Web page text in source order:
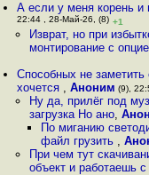
А если у меня корень
22:44 , 28-Май-26, (8) +1
Изврат, но при
монтирование с
Способных не заметить
хочется ,Аноним (9),
Ну да, прилёг под
загрузка Но ано,
По миганию
файл грузить ,
При чем тут
объект и работаешь